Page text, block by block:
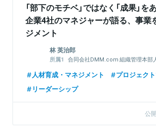
「部下のモチベ」ではなく「成果」
企業4社のマネジャーが語る、事業
ジメント
林 英治郎
合同会社DMM.com 組織管理本部
人材育成・マネジメント
プロジェク
リーダーシップ
公